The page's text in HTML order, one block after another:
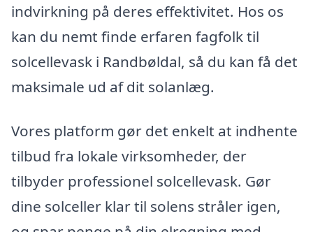
indvirkning på deres effektivitet. Hos os
kan du nemt finde erfaren fagfolk til
solcellevask i Randbøldal, så du kan få det
maksimale ud af dit solanlæg.
Vores platform gør det enkelt at indhente
tilbud fra lokale virksomheder, der
tilbyder professionel solcellevask. Gør
dine solceller klar til solens stråler igen,